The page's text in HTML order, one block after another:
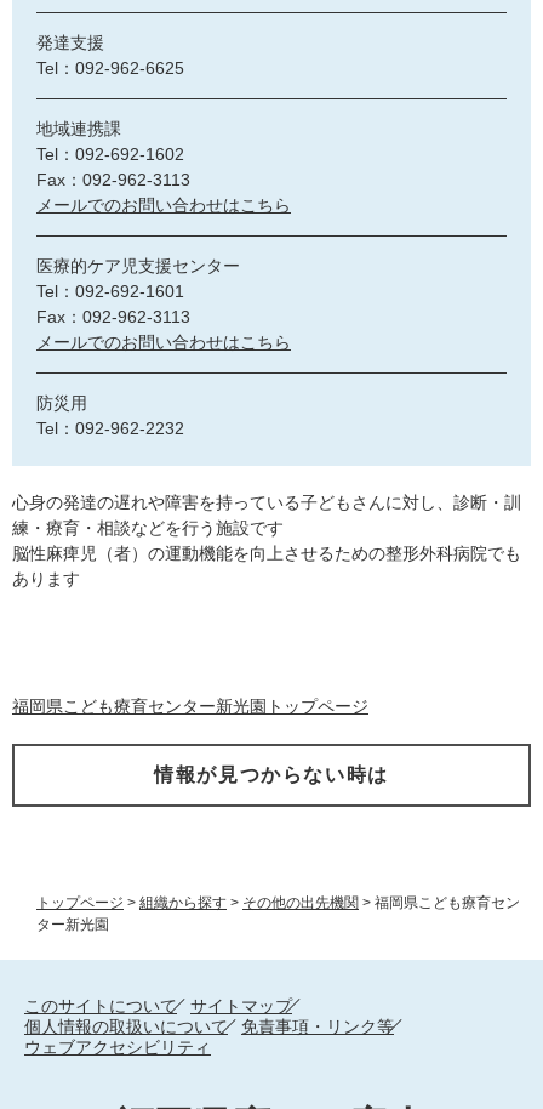
トップページ > 組織から探す > その他の出先機関 > 福岡県こども療育セン
ター新光園
発達支援
Tel：092-962-6625
地域連携課
Tel：092-692-1602
Fax：092-962-3113
メールでのお問い合わせはこちら
医療的ケア児支援センター
Tel：092-692-1601
Fax：092-962-3113
メールでのお問い合わせはこちら
防災用
Tel：092-962-2232
心身の発達の遅れや障害を持っている子どもさんに対し、診断・訓
練・療育・相談などを行う施設です
脳性麻痺児（者）の運動機能を向上させるための整形外科病院でも
あります
福岡県こども療育センター新光園トップページ
情報が見つからない時は
このサイトについて
サイトマップ
個人情報の取扱いについて
免責事項・リンク等
ウェブアクセシビリティ